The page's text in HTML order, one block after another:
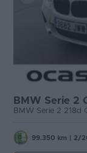
BMW Serie 2
BMW Serie 2 218d
99.350 km 2/